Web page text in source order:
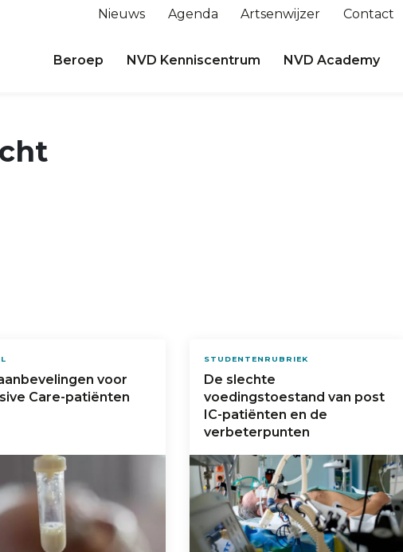
Nieuws Agenda Artsenwijzer Contact
Beroep NVD Kenniscentrum NVD Academy
voor
Care-patiënten
STUDENTENRUBRIEK
De slechte
voedingstoestand van post
IC-patiënten en de
verbeterpunten